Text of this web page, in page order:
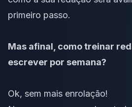
primeiro passo.
Mas afinal, como treinar
escrever por semana?
Ok, sem mais enrolação!